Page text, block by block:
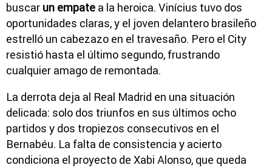
buscar un empate a la heroica. Vinícius tuvo dos
oportunidades claras, y el joven delantero brasileño
estrelló un cabezazo en el travesaño. Pero el City
resistió hasta el último segundo, frustrando
cualquier amago de remontada.
La derrota deja al Real Madrid en una situación
delicada: solo dos triunfos en sus últimos ocho
partidos y dos tropiezos consecutivos en el
Bernabéu. La falta de consistencia y acierto
condiciona el proyecto de Xabi Alonso, que queda